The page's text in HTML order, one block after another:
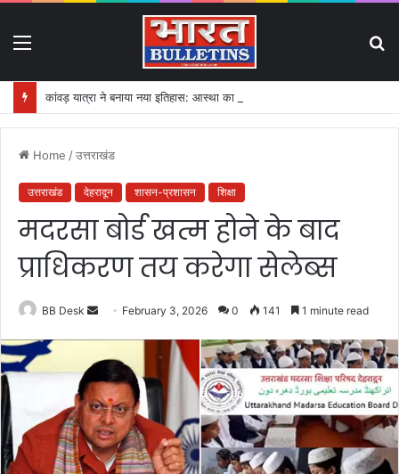
कांवड़ यात्रा ने बनाया नया इतिहास: आस्था का महासैलाब!
Home /उत्तराखंड
उत्तराखंड देहरादून शासन-प्रशासन शिक्षा
मदरसा बोर्ड खत्म होने के बाद
प्राधिकरण तय करेगा सेलेब्स
BB Desk
a
n
e
m
February 3, 2026 0 141 1 minute read